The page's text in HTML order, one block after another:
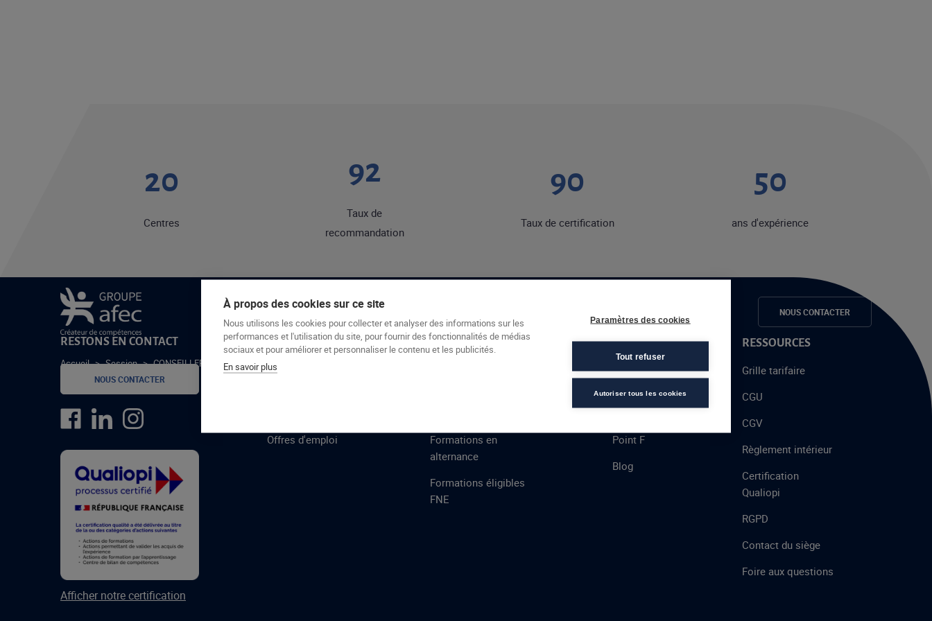
Le groupe Afec Formations Espace candidats NOUS CONTACTER
Accueil > Session > CONSEILLER FUNERAIRE 08022021
20
Centres
92
Taux de
recommandation
90
Taux de certification
50
ans d'expérience
RESTONS EN CONTACT
NOUS CONTACTER
Afficher notre certification
GROUPE AFEC
Formations
Offres d'emploi
PRESTATIONS
Formations en
alternance
Formations éligibles
FNE
À PROPOS
Talent
Point F
Blog
RESSOURCES
Grille tarifaire
CGU
CGV
Règlement intérieur
Certification
Qualiopi
RGPD
Contact du siège
Foire aux questions
À propos des cookies sur ce site
Nous utilisons les cookies pour collecter et analyser des informations sur les
performances et l'utilisation du site, pour fournir des fonctionnalités de médias
sociaux et pour améliorer et personnaliser le contenu et les publicités.
En savoir plus
Paramètres des cookies
Tout refuser
Autoriser tous les cookies